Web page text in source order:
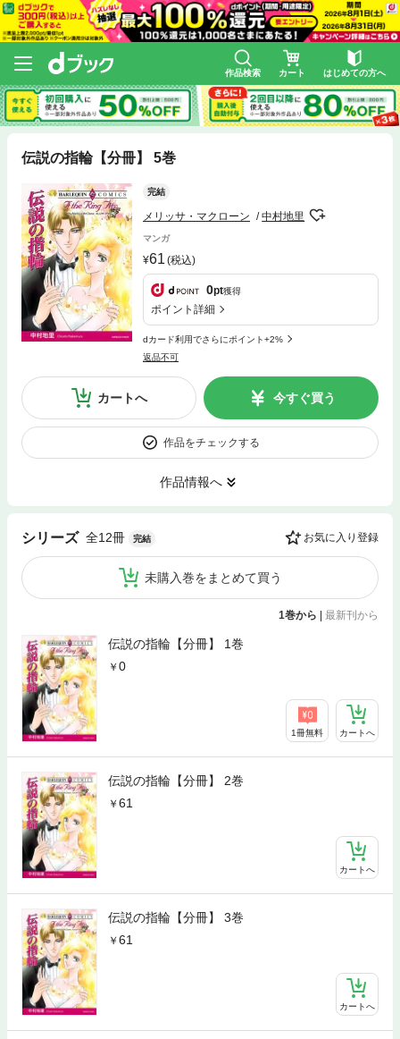
作品検索 カート はじめての方へ
伝説の指輪【分冊】 5巻
完結
メリッサ・マクローン 中村地里
マンガ
61 (税込)
0pt獲得
ポイント詳細
dカード利用でさらにポイント+2%
返品不可
カートへ 今すぐ買う
作品をチェックする
作品情報へ
シリーズ 全12冊 完結 お気に入り登録
未購入巻をまとめて買う
1巻から 最新刊から
伝説の指輪【分冊】 1巻
0
1冊無料 カートへ
伝説の指輪【分冊】 2巻
61
カートへ
伝説の指輪【分冊】 3巻
61
カートへ